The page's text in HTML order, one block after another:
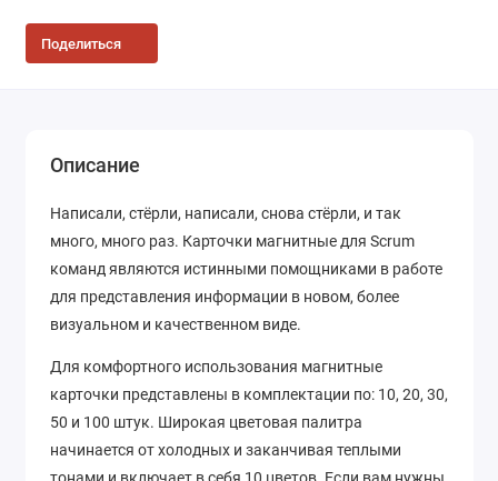
Поделиться
Описание
Написали, стёрли, написали, снова стёрли, и так
много, много раз. Карточки магнитные для Scrum
команд являются истинными помощниками в работе
для представления информации в новом, более
визуальном и качественном виде.
Для комфортного использования магнитные
карточки представлены в комплектации по: 10, 20, 30,
50 и 100 штук. Широкая цветовая палитра
начинается от холодных и заканчивая теплыми